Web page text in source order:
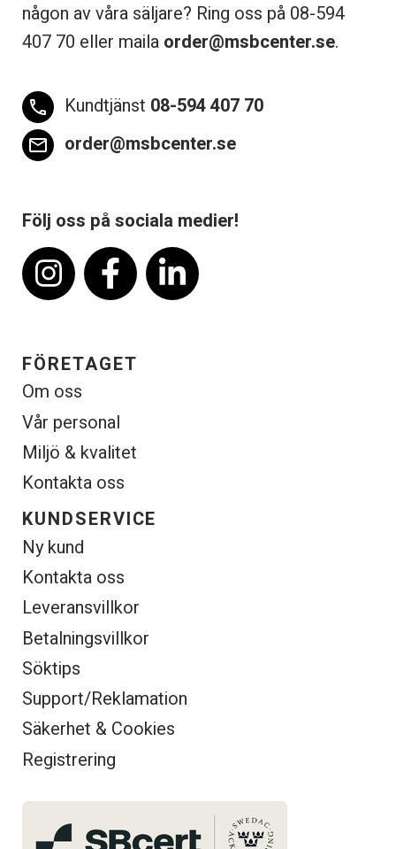
någon av våra säljare? Ring oss på 08-594
407 70 eller maila order@msbcenter.se.
phone Kundtjänst 08-594 407 70
email order@msbcenter.se
Följ oss på sociala medier!
FÖRETAGET
Om oss
Vår personal
Miljö & kvalitet
Kontakta oss
KUNDSERVICE
Ny kund
Kontakta oss
Leveransvillkor
Betalningsvillkor
Söktips
Support/Reklamation
Säkerhet & Cookies
Registrering